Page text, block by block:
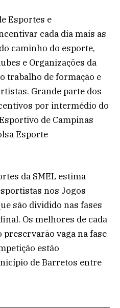
Esportes e
cada dia mais as
caminho do esporte,
e Organizações da
trabalho de formação e
Grande parte dos
por intermédio do
de Campinas
Esporte
da SMEL estima
nos Jogos
são dividido nas fases
Os melhores de cada
preservarão vaga na fase
estão
de Barretos entre